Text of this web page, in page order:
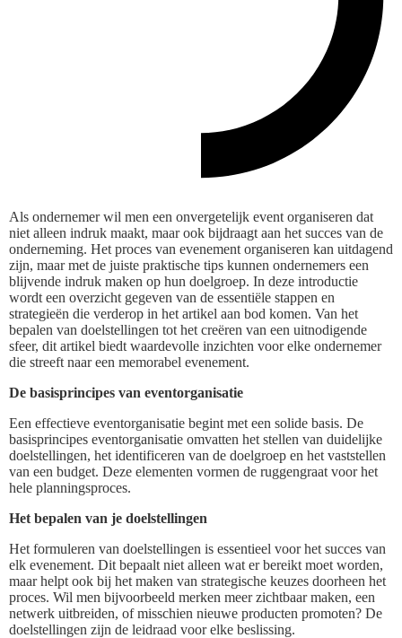
Als ondernemer wil men een onvergetelijk event organiseren dat
niet alleen indruk maakt, maar ook bijdraagt aan het succes van de
onderneming. Het proces van evenement organiseren kan uitdagend
zijn, maar met de juiste praktische tips kunnen ondernemers een
blijvende indruk maken op hun doelgroep. In deze introductie
wordt een overzicht gegeven van de essentiële stappen en
strategieën die verderop in het artikel aan bod komen. Van het
bepalen van doelstellingen tot het creëren van een uitnodigende
sfeer, dit artikel biedt waardevolle inzichten voor elke ondernemer
die streeft naar een memorabel evenement.
De basisprincipes van eventorganisatie
Een effectieve eventorganisatie begint met een solide basis. De
basisprincipes eventorganisatie omvatten het stellen van duidelijke
doelstellingen, het identificeren van de doelgroep en het vaststellen
van een budget. Deze elementen vormen de ruggengraat voor het
hele planningsproces.
Het bepalen van je doelstellingen
Het formuleren van doelstellingen is essentieel voor het succes van
elk evenement. Dit bepaalt niet alleen wat er bereikt moet worden,
maar helpt ook bij het maken van strategische keuzes doorheen het
proces. Wil men bijvoorbeeld merken meer zichtbaar maken, een
netwerk uitbreiden, of misschien nieuwe producten promoten? De
doelstellingen zijn de leidraad voor elke beslissing.